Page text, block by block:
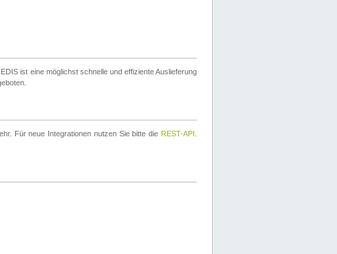
ist eine möglichst schnelle und effiziente Auslieferung
Für neue Integrationen nutzen Sie bitte die REST-API